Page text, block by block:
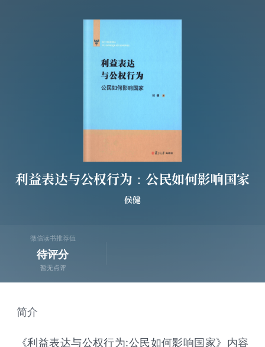
利益表达与公权行为：公民如何影响国家
侯健
微信读书推荐值
待评分
暂无点评
简介
《利益表达与公权行为:公民如何影响国家》内容